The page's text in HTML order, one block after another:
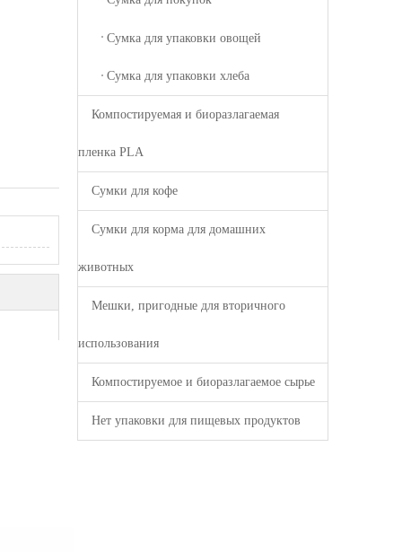
Сумка для упаковки овощей
Сумка для упаковки хлеба
Компостируемая и биоразлагаемая
пленка PLA
Сумки для кофе
Сумки для корма для домашних
животных
Мешки, пригодные для вторичного
использования
Компостируемое и биоразлагаемое сырье
Нет упаковки для пищевых продуктов